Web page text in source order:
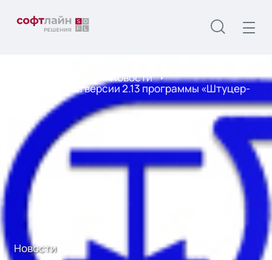
Новости
Выпуск новой версии 2.13 программы «Штуцер-
МКЭ 2.13»
Новости